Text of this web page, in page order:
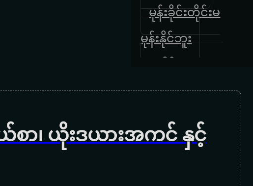
မုန်းခိုင်းတိုင်းမ
မုန်းနိုင်ဘူး
ရှုုံး
ခက်
၊ ယိုးဒယားအကင် နှင့်